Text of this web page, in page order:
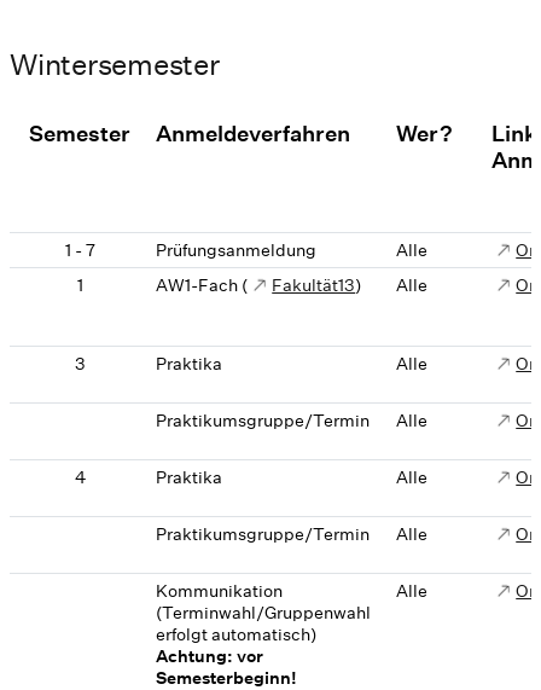
Wintersemester
Semester Anmeldeverfahren Wer?
1 - 7 Prüfungsanmeldung Alle
1
AW1-Fach ( Fakultät13) Alle
3 Praktika Alle
Praktikumsgruppe/Termin Alle
4 Praktika Alle
Praktikumsgruppe/Termin Alle
Kommunikation
(Terminwahl/Gruppenwahl
erfolgt automatisch)
Achtung: vor
Semesterbeginn!
Alle